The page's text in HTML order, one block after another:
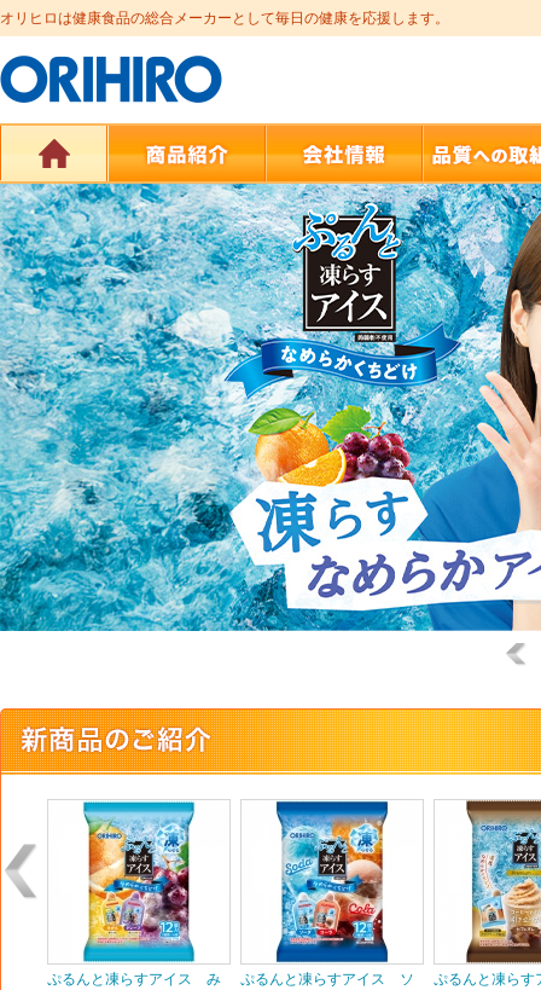
オリヒロは健康食品の総合メーカーとして毎日の健康を応援します。
ぷるんと凍らすアイス み
ぷるんと凍らすアイス ソ
ぷるんと凍らす